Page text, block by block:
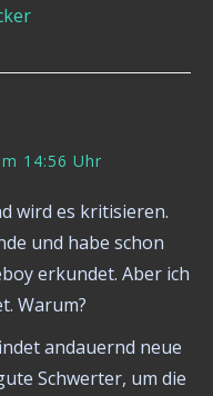
14:56 Uhr
wird es kritisieren.
und habe schon
erkundet. Aber ich
Warum?
andauernd neue
Schwerter, um die